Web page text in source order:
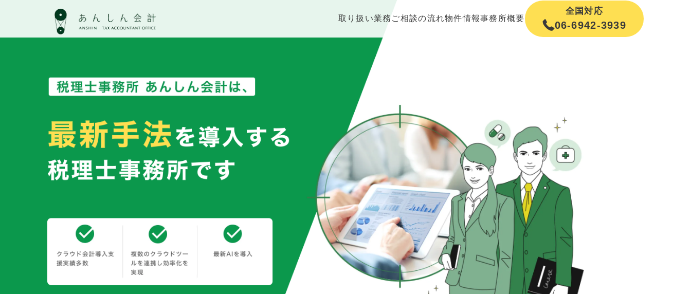
取り扱い業務ご相談の流れ物件情報事務所概要
全国対応
06-6942-3939